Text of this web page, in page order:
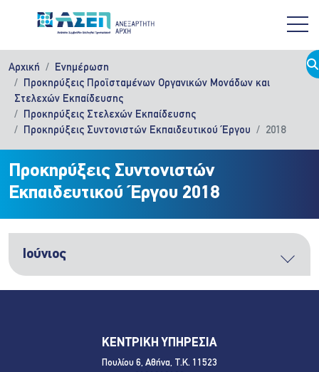
Αρχική
Ενημέρωση
Προκηρύξεις Προϊσταμένων Οργανικών Μονάδων και
Στελεχών Εκπαίδευσης
Προκηρύξεις Στελεχών Εκπαίδευσης
Προκηρύξεις Συντονιστών Εκπαιδευτικού Έργου
2018
Προκηρύξεις Συντονιστών
Εκπαιδευτικού Έργου 2018
Ιούνιος
ΚΕΝΤΡΙΚΗ ΥΠΗΡΕΣΙΑ
Πουλίου 6, Αθήνα, Τ.Κ. 11523